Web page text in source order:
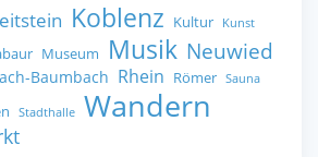
Koblenz Kultur Kunst
Museum Musik Neuwied
Baumbach Rhein Römer Sauna
Stadthalle Wandern